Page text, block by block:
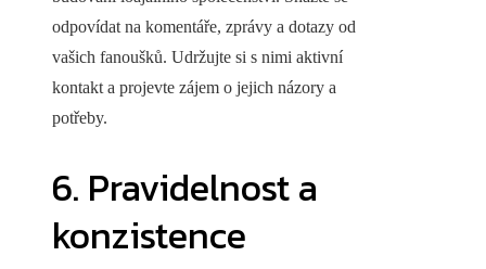
odpovídat na komentáře, zprávy a dotazy od
vašich fanoušků. Udržujte si s nimi aktivní
kontakt a projevte zájem o jejich názory a
potřeby.
6. Pravidelnost a
konzistence